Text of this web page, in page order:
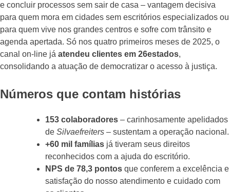
e concluir processos sem sair de casa – vantagem decisiva
para quem mora em cidades sem escritórios especializados ou
para quem vive nos grandes centros e sofre com trânsito e
agenda apertada. Só nos quatro primeiros meses de 2025, o
canal on-line já atendeu clientes em 26estados,
consolidando a atuação de democratizar o acesso à justiça.
Números que contam histórias
153 colaboradores – carinhosamente apelidados
de Silvaefreiters – sustentam a operação nacional.
+60 mil famílias já tiveram seus direitos
reconhecidos com a ajuda do escritório.
NPS de 78,3 pontos que conferem a excelência e
satisfação do nosso atendimento e cuidado com